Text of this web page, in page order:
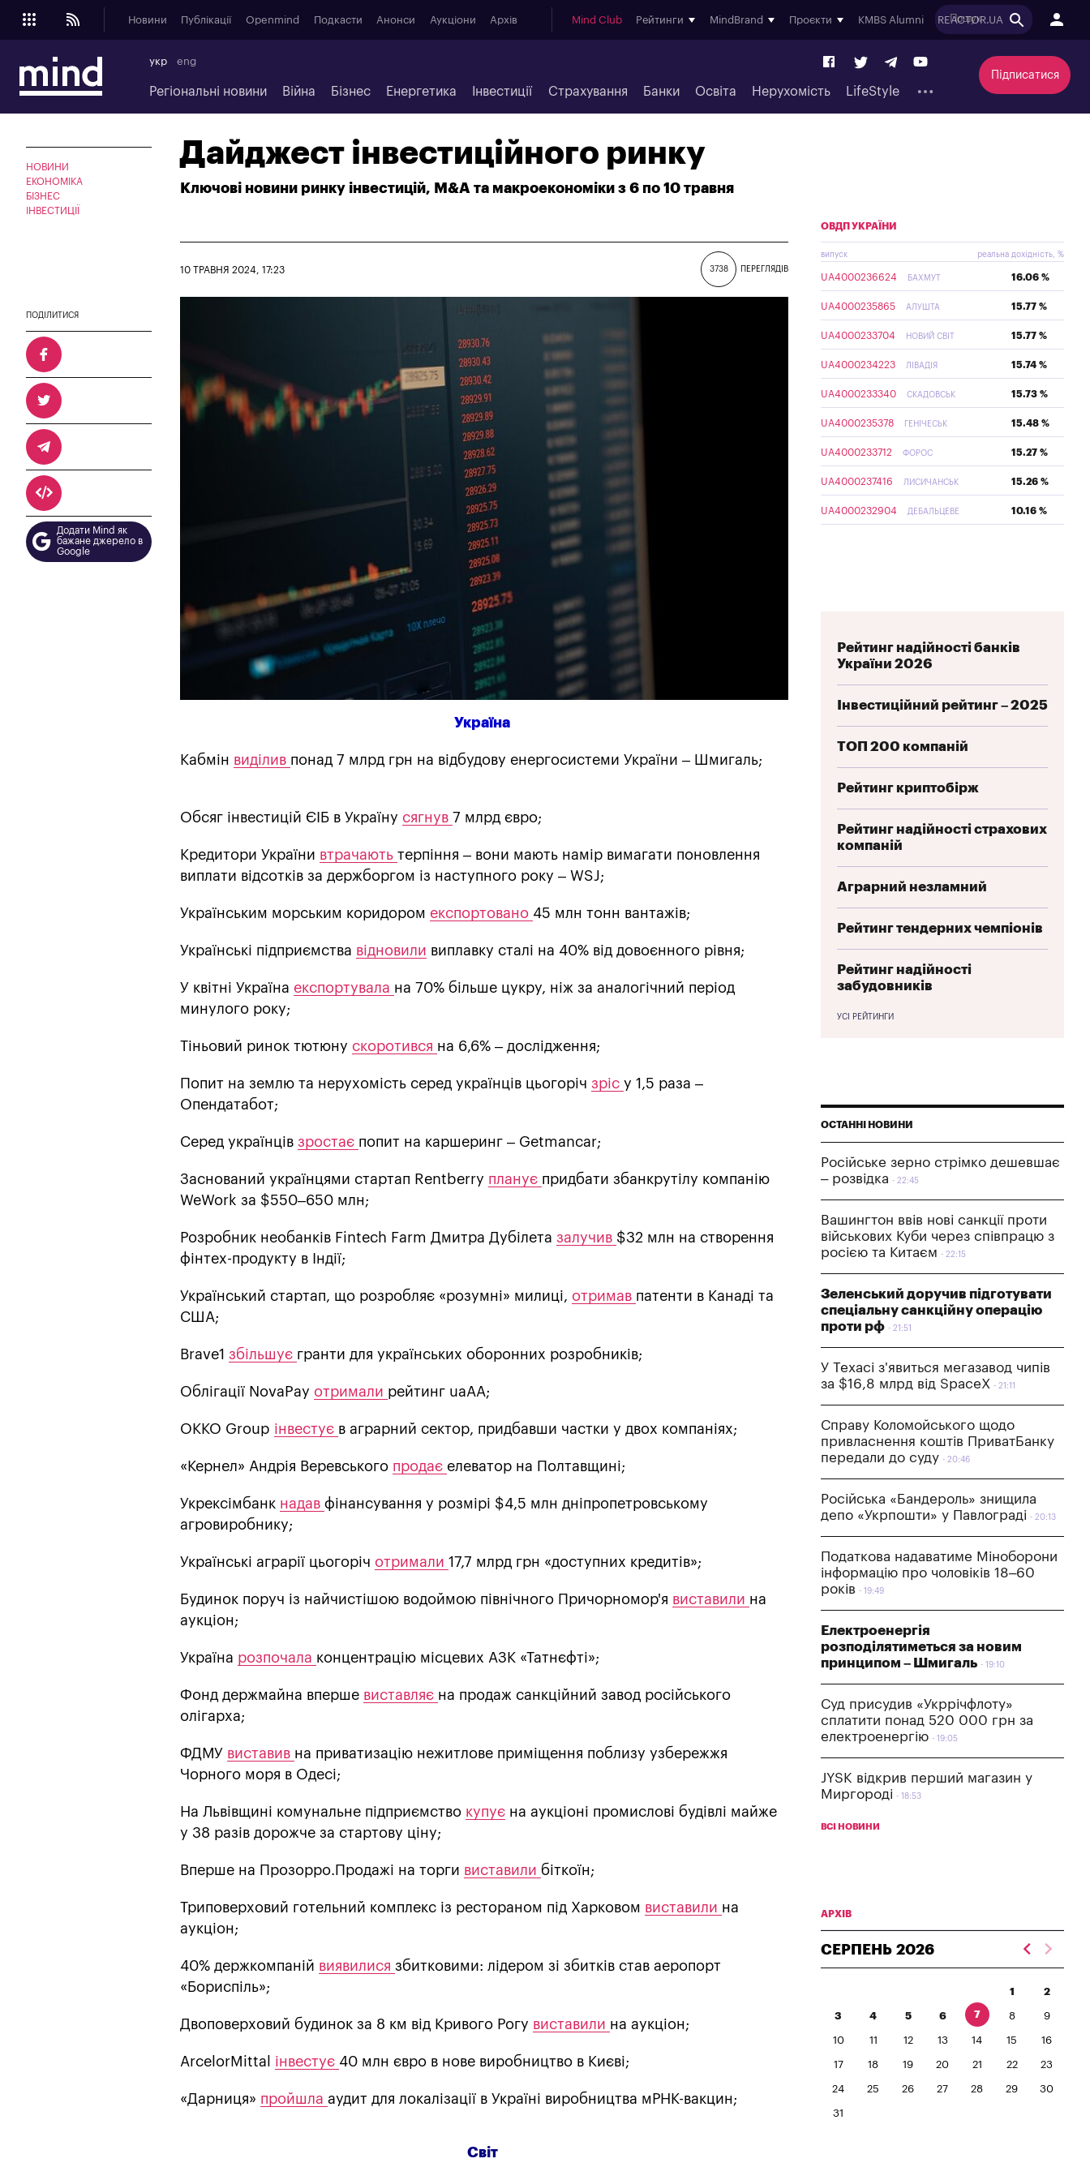
Новини Публікації Openmind Подкасти Анонси Аукціони Архів Mind Club Рейтинги MindBrand Проєкти KMBS Alumni REACTOR.UA
укр eng
Регіональні новини Війна Бізнес Енергетика Інвестиції Страхування Банки Освіта Нерухомість LifeStyle
Підписатися
НОВИНИ
ЕКОНОМІКА
БІЗНЕС
ІНВЕСТИЦІЇ
Дайджест інвестиційного ринку
Ключові новини ринку інвестицій, M&A та макроекономіки з 6 по 10 травня
3738 ПЕРЕГЛЯДІВ
10 ТРАВНЯ 2024, 17:23
ПОДІЛИТИСЯ
Додати Mind як
бажане джерело в
Google
Україна
Кабмін виділив понад 7 млрд грн на відбудову енергосистеми України – Шмигаль;
Обсяг інвестицій ЄІБ в Україну сягнув 7 млрд євро;
Кредитори України втрачають терпіння – вони мають намір вимагати поновлення
виплати відсотків за держборгом із наступного року – WSJ;
Українським морським коридором експортовано 45 млн тонн вантажів;
Українські підприємства відновили виплавку сталі на 40% від довоєнного рівня;
У квітні Україна експортувала на 70% більше цукру, ніж за аналогічний період
минулого року;
Тіньовий ринок тютюну скоротився на 6,6% – дослідження;
Попит на землю та нерухомість серед українців цьогоріч зріс у 1,5 раза –
Опендатабот;
Серед українців зростає попит на каршеринг – Getmancar;
Заснований українцями стартап Rentberry планує придбати збанкрутілу компанію
WeWork за $550–650 млн;
Розробник необанків Fintech Farm Дмитра Дубілета залучив $32 млн на створення
фінтех-продукту в Індії;
Український стартап, що розробляє «розумні» милиці, отримав патенти в Канаді та
США;
Brave1 збільшує гранти для українських оборонних розробників;
Облігації NovaPay отримали рейтинг uaAA;
OKKO Group інвестує в аграрний сектор, придбавши частки у двох компаніях;
«Кернел» Андрія Веревського продає елеватор на Полтавщині;
Укрексімбанк надав фінансування у розмірі $4,5 млн дніпропетровському
агровиробнику;
Українські аграрії цьогоріч отримали 17,7 млрд грн «доступних кредитів»;
Будинок поруч із найчистішою водоймою північного Причорномор'я виставили на
аукціон;
Україна розпочала концентрацію місцевих АЗК «Татнєфті»;
Фонд держмайна вперше виставляє на продаж санкційний завод російського
олігарха;
ФДМУ виставив на приватизацію нежитлове приміщення поблизу узбережжя
Чорного моря в Одесі;
На Львівщині комунальне підприємство купує на аукціоні промислові будівлі майже
у 38 разів дорожче за стартову ціну;
Вперше на Прозорро.Продажі на торги виставили біткоїн;
Триповерховий готельний комплекс із рестораном під Харковом виставили на
аукціон;
40% держкомпаній виявилися збитковими: лідером зі збитків став аеропорт
«Бориспіль»;
Двоповерховий будинок за 8 км від Кривого Рогу виставили на аукціон;
ArcelorMittal інвестує 40 млн євро в нове виробництво в Києві;
«Дарниця» пройшла аудит для локалізації в Україні виробництва мРНК-вакцин;
Світ
ОВДП УКРАЇНИ
випуск реальна дохідність, %
UA4000236624 БАХМУТ 16.06 %
UA4000235865 АЛУШТА 15.77 %
UA4000233704 НОВИЙ СВІТ 15.77 %
UA4000234223 ЛІВАДІЯ 15.74 %
UA4000233340 СКАДОВСЬК 15.73 %
UA4000235378 ГЕНІЧЕСЬК 15.48 %
UA4000233712 ФОРОС 15.27 %
UA4000237416 ЛИСИЧАНСЬК 15.26 %
UA4000232904 ДЕБАЛЬЦЕВЕ 10.16 %
Рейтинг надійності банків
України 2026
Інвестиційний рейтинг – 2025
ТОП 200 компаній
Рейтинг криптобірж
Рейтинг надійності страхових
компаній
Аграрний незламний
Рейтинг тендерних чемпіонів
Рейтинг надійності
забудовників
УСІ РЕЙТИНГИ
ОСТАННІ НОВИНИ
Російське зерно стрімко дешевшає
– розвідка
22:45
Вашингтон ввів нові санкції проти
військових Куби через співпрацю з
росією та Китаєм
22:15
Зеленський доручив підготувати
спеціальну санкційну операцію
проти рф
21:51
У Техасі з'явиться мегазавод чипів
за $16,8 млрд від SpaceX
21:11
Справу Коломойського щодо
привласнення коштів ПриватБанку
передали до суду
20:46
Російська «Бандероль» знищила
депо «Укрпошти» у Павлограді
20:13
Податкова надаватиме Міноборони
інформацію про чоловіків 18–60
років
19:49
Електроенергія
розподілятиметься за новим
принципом – Шмигаль
19:10
Суд присудив «Укррічфлоту»
сплатити понад 520 000 грн за
електроенергію
19:05
JYSK відкрив перший магазин у
Миргороді
18:53
ВСІ НОВИНИ
АРХІВ
СЕРПЕНЬ 2026
1 2
3 4 5 6 7 8 9
10 11 12 13 14 15 16
17 18 19 20 21 22 23
24 25 26 27 28 29 30
31